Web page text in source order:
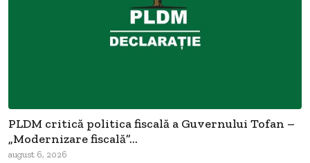
PLDM critică politica fiscală a Guvernului Tofan –
„Modernizare fiscală”...
august 6, 2026